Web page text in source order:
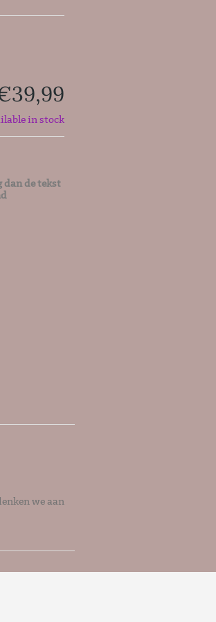
39,99
in stock
dan de tekst
we aan